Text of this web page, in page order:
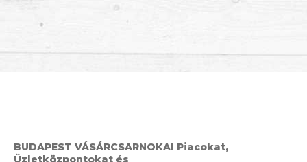
BUDAPEST VÁSÁRCSARNOKAI Piacokat,
Üzletközpontokat és